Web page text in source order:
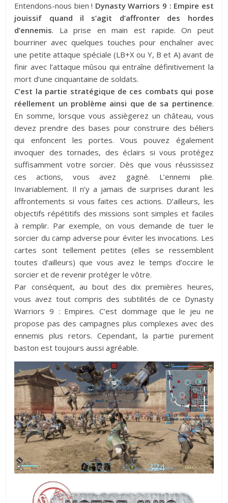
Entendons-nous bien ! Dynasty Warriors 9 : Empire est
jouissif quand il s’agit d’affronter des hordes
d’ennemis. La prise en main est rapide. On peut
bourriner avec quelques touches pour enchaîner avec
une petite attaque spéciale (LB+X ou Y, B et A) avant de
finir avec l’attaque mûsou qui entraîne définitivement la
mort d’une cinquantaine de soldats.
C’est la partie stratégique de ces combats qui pose
réellement un problème ainsi que de sa pertinence.
En somme, lorsque vous assiègerez un château, vous
devez prendre des bases pour construire des béliers
qui enfoncent les portes. Vous pouvez également
invoquer des tornades, des éclairs si vous protégez
suffisamment votre sorcier. Dès que vous réussissez
ces actions, vous avez gagné. L’ennemi plie.
Invariablement. Il n’y a jamais de surprises durant les
affrontements si vous faites ces actions. D’ailleurs, les
objectifs répétitifs des missions sont simples et faciles
à remplir. Par exemple, on vous demande de tuer le
sorcier du camp adverse pour éviter les invocations. Les
cartes sont tellement petites (elles se ressemblent
toutes d’ailleurs) que vous avez le temps d’occire le
sorcier et de revenir protéger le vôtre.
Par conséquent, au bout des dix premières heures,
vous avez tout compris des subtilités de ce Dynasty
Warriors 9 : Empires. C’est dommage que le jeu ne
propose pas des campagnes plus complexes avec des
ennemis plus retors. Cependant, la partie purement
baston est toujours aussi agréable.